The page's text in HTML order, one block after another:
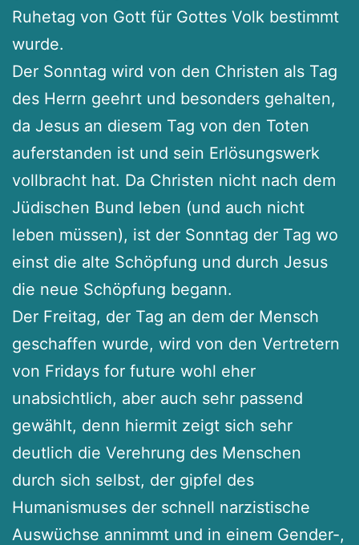
Ruhetag von Gott für Gottes Volk bestimmt
wurde.
Der Sonntag wird von den Christen als Tag
des Herrn geehrt und besonders gehalten,
da Jesus an diesem Tag von den Toten
auferstanden ist und sein Erlösungswerk
vollbracht hat. Da Christen nicht nach dem
Jüdischen Bund leben (und auch nicht
leben müssen), ist der Sonntag der Tag wo
einst die alte Schöpfung und durch Jesus
die neue Schöpfung begann.
Der Freitag, der Tag an dem der Mensch
geschaffen wurde, wird von den Vertretern
von Fridays for future wohl eher
unabsichtlich, aber auch sehr passend
gewählt, denn hiermit zeigt sich sehr
deutlich die Verehrung des Menschen
durch sich selbst, der gipfel des
Humanismuses der schnell narzistische
Auswüchse annimmt und in einem Gender-,